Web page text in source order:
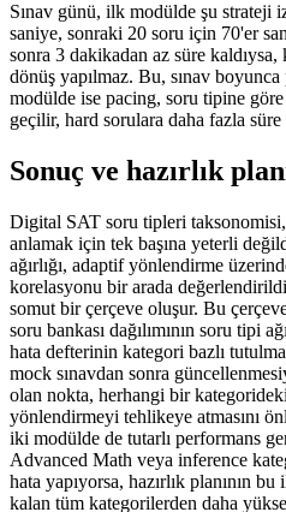
Sınav günü, ilk modülde şu strateji
saniye, sonraki 20 soru için 70'er
sonra 3 dakikadan az süre
dönüş yapılmaz. Bu, sınav
modülde ise pacing, soru tipine göre
geçilir, hard sorulara daha fazla süre
Sonuç ve hazırlık
Digital SAT soru tipleri
anlamak için tek başına yeterli
ağırlığı, adaptif yönlendirme
korelasyonu bir arada
somut bir çerçeve oluşur. Bu
soru bankası dağılımının soru tipi
hata defterinin kategori bazlı
mock sınavdan sonra
olan nokta, herhangi bir
yönlendirmeyi tehlikeye atmasını
iki modülde de tutarlı performans
Advanced Math veya inference
hata yapıyorsa, hazırlık planının
kalan tüm kategorilerden daha